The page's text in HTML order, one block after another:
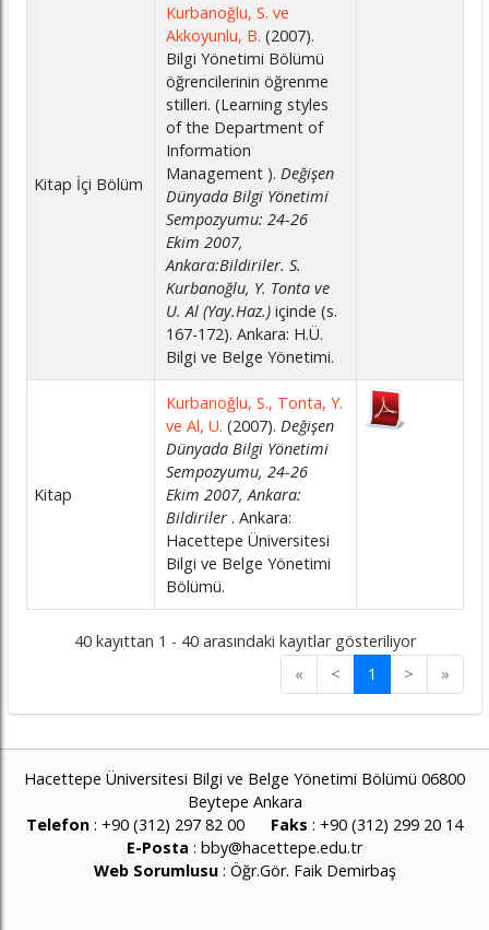
Kitap İçi Bölüm
Kurbanoğlu, S. ve
Akkoyunlu, B. (2007).
Bilgi Yönetimi Bölümü
öğrencilerinin öğrenme
stilleri. (Learning styles
of the Department of
Information
Management ). Değişen
Dünyada Bilgi Yönetimi
Sempozyumu: 24-26
Ekim 2007,
Ankara:Bildiriler. S.
Kurbanoğlu, Y. Tonta ve
U. Al (Yay.Haz.)içinde (s.
167-172). Ankara: H.Ü.
Bilgi ve Belge Yönetimi.
Kitap
Kurbanoğlu, S., Tonta, Y.
ve Al, U. (2007). Değişen
Dünyada Bilgi Yönetimi
Sempozyumu, 24-26
Ekim 2007, Ankara:
Bildiriler . Ankara:
Hacettepe Üniversitesi
Bilgi ve Belge Yönetimi
Bölümü.
40 kayıttan 1 - 40 arasındaki kayıtlar gösteriliyor
«
< 1 > »
Hacettepe Üniversitesi Bilgi ve Belge Yönetimi Bölümü 06800
Beytepe Ankara
Telefon : +90 (312) 297 82 00 Faks : +90 (312) 299 20 14
E-Posta : bby@hacettepe.edu.tr
Web Sorumlusu: Öğr.Gör. Faik Demirbaş